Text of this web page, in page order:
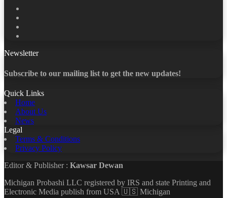
Newsletter
Subscribe to our mailing list to get the new updates!
Quick Links
Home
About Us
News
Legal
Terms & Conditions
Privacy Policy
Editor & Publisher : Kawsar Dewan
Michigan Probashi LLC registered by IRS and state Printing and
Electronic Media publish from USA 🇺🇸 Michigan